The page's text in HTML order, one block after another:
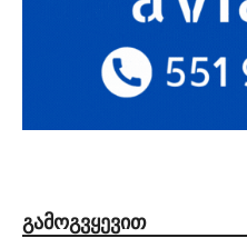
ᲒᲐᲛᲝᲒᲕᲧᲔᲕᲘᲗ